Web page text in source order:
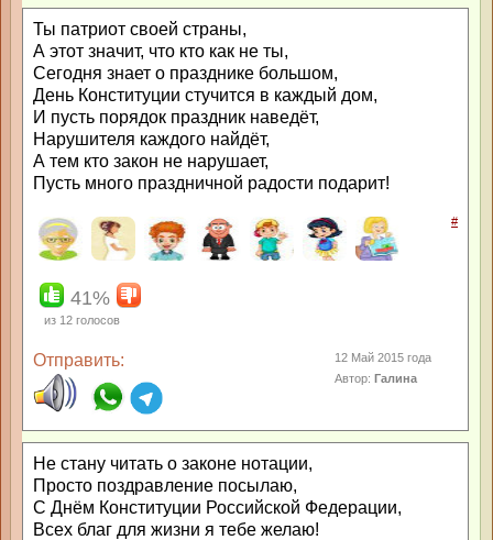
Ты патриот своей страны,
А этот значит, что кто как не ты,
Сегодня знает о празднике большом,
День Конституции стучится в каждый дом,
И пусть порядок праздник наведёт,
Нарушителя каждого найдёт,
А тем кто закон не нарушает,
Пусть много праздничной радости подарит!
#
41%
из 12 голосов
Отправить:
12 Май 2015 года
Автор:Галина
Не стану читать о законе нотации,
Просто поздравление посылаю,
С Днём Конституции Российской Федерации,
Всех благ для жизни я тебе желаю!